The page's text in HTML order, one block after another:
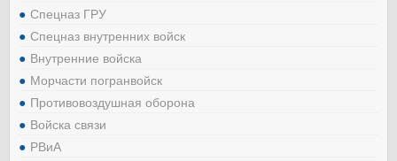
Спецназ ГРУ
Спецназ внутренних войск
Внутренние войска
Морчасти погранвойск
Противовоздушная оборона
Войска связи
РВиА